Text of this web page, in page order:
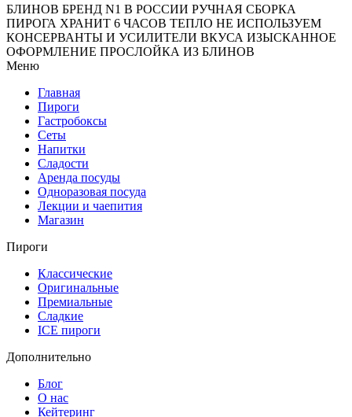
БЛИНОВ БРЕНД N1 В РОССИИ РУЧНАЯ СБОРКА
ПИРОГА ХРАНИТ 6 ЧАСОВ ТЕПЛО НЕ ИСПОЛЬЗУЕМ
КОНСЕРВАНТЫ И УСИЛИТЕЛИ ВКУСА ИЗЫСКАННОЕ
ОФОРМЛЕНИЕ ПРОСЛОЙКА ИЗ БЛИНОВ
Меню
Главная
Пироги
Гастробоксы
Сеты
Напитки
Сладости
Аренда посуды
Одноразовая посуда
Лекции и чаепития
Магазин
Пироги
Классические
Оригинальные
Премиальные
Сладкие
ICE пироги
Дополнительно
Блог
О нас
Кейтеринг